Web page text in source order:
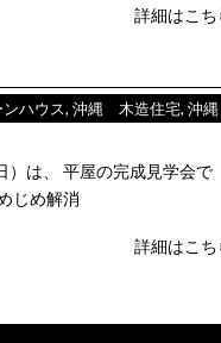
詳細はこち
ンハウス,沖縄 木造住宅,沖
）は、 平屋の完成見学会で
じめ解消
詳細はこち